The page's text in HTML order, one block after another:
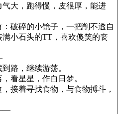
大，跑得慢，皮很厚，能进
：破碎的小镜子，一把削不透自
满小石头的TT，喜欢傻笑的丧
路，继续游荡。
看星星，作白日梦。
接着寻找食物，与食物搏斗，